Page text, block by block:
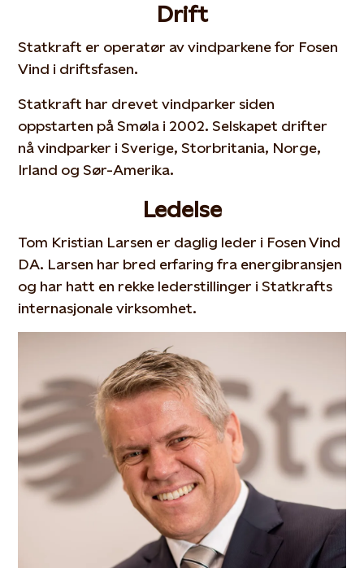
Drift
Statkraft er operatør av vindparkene for Fosen
Vind i driftsfasen.
Statkraft har drevet vindparker siden
oppstarten på Smøla i 2002. Selskapet drifter
nå vindparker i Sverige, Storbritania, Norge,
Irland og Sør-Amerika.
Ledelse
Tom Kristian Larsen er daglig leder i Fosen Vind
DA. Larsen har bred erfaring fra energibransjen
og har hatt en rekke lederstillinger i Statkrafts
internasjonale virksomhet.